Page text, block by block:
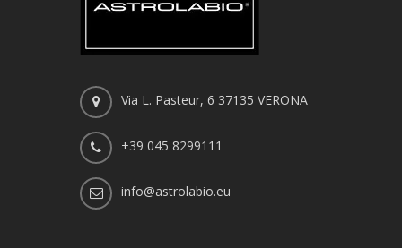
Via L. Pasteur, 6 37135 VERONA
+39 045 8299111
info@astrolabio.eu